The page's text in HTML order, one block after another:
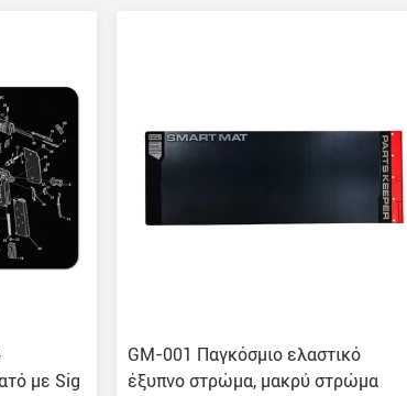
με Sig
GM-001 Παγκόσμιο ελαστικό
έξυπνο στρώμα, μακρύ στρώμα